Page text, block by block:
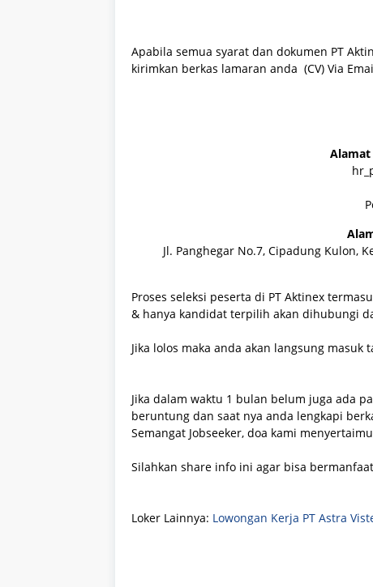
Apabila semua syarat dan dokumen PT
kirimkan berkas lamaran anda (CV) Via
Alamat
Jl. Panghegar No.7, Cipadung Kulon,
Proses seleksi peserta di PT Aktinex
& hanya kandidat terpilih akan dihubungi
Jika lolos maka anda akan langsung masuk
Jika dalam waktu 1 bulan belum juga ada
beruntung dan saat nya anda lengkapi
Semangat Jobseeker, doa kami
Silahkan share info ini agar bisa
Loker Lainnya: Lowongan Kerja PT Astra